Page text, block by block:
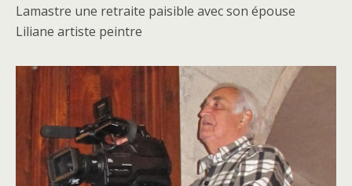
Lamastre une retraite paisible avec son épouse
Liliane artiste peintre